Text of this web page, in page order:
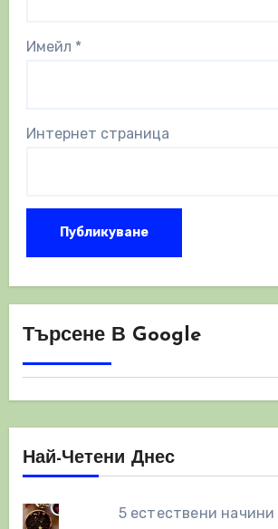
Имейл *
Интернет страница
Търсене В Google
Най-Четени Днес
5 естествени начини